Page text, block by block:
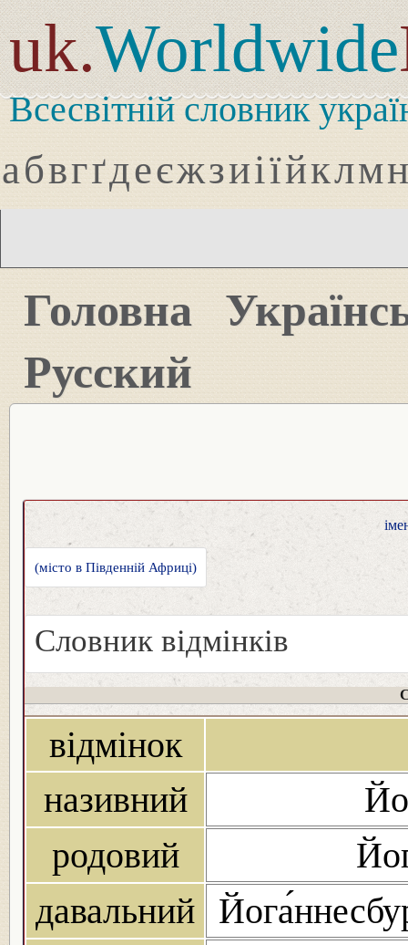
uk.Worldwide
Всесвітній словник
абвгґдеєжзиіїйклмн
Головна
Русский
(місто в Південній Африці)
Словник відмінків
відмінок
називний
родовий
давальний